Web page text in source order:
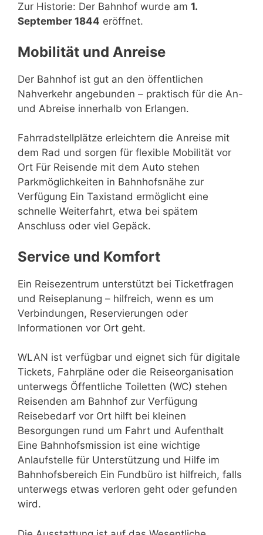
Zur Historie: Der Bahnhof wurde am 1.
September 1844 eröffnet.
Mobilität und Anreise
Der Bahnhof ist gut an den öffentlichen
Nahverkehr angebunden – praktisch für die An-
und Abreise innerhalb von Erlangen.
Fahrradstellplätze erleichtern die Anreise mit
dem Rad und sorgen für flexible Mobilität vor
Ort Für Reisende mit dem Auto stehen
Parkmöglichkeiten in Bahnhofsnähe zur
Verfügung Ein Taxistand ermöglicht eine
schnelle Weiterfahrt, etwa bei spätem
Anschluss oder viel Gepäck.
Service und Komfort
Ein Reisezentrum unterstützt bei Ticketfragen
und Reiseplanung – hilfreich, wenn es um
Verbindungen, Reservierungen oder
Informationen vor Ort geht.
WLAN ist verfügbar und eignet sich für digitale
Tickets, Fahrpläne oder die Reiseorganisation
unterwegs Öffentliche Toiletten (WC) stehen
Reisenden am Bahnhof zur Verfügung
Reisebedarf vor Ort hilft bei kleinen
Besorgungen rund um Fahrt und Aufenthalt
Eine Bahnhofsmission ist eine wichtige
Anlaufstelle für Unterstützung und Hilfe im
Bahnhofsbereich Ein Fundbüro ist hilfreich, falls
unterwegs etwas verloren geht oder gefunden
wird.